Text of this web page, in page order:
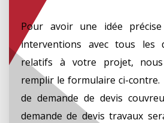
Pour avoir une idée
interventions avec tous les
relatifs à votre projet,
remplir le formulaire ci-contre.
de demande de devis
demande de devis travaux